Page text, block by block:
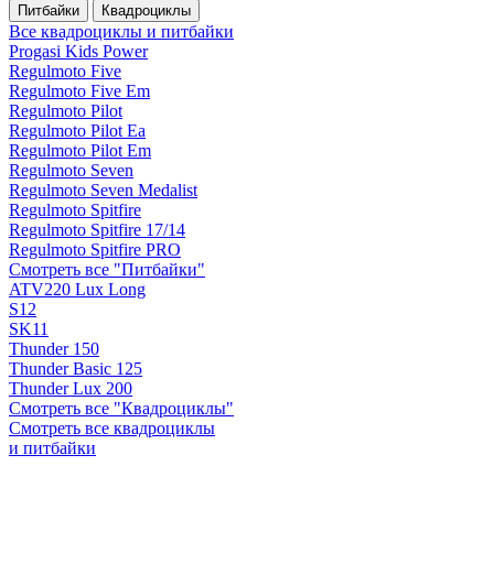
Питбайки Квадроциклы
Все квадроциклы и питбайки
Progasi Kids Power
Regulmoto Five
Regulmoto Five Em
Regulmoto Pilot
Regulmoto Pilot Ea
Regulmoto Pilot Em
Regulmoto Seven
Regulmoto Seven Medalist
Regulmoto Spitfire
Regulmoto Spitfire 17/14
Regulmoto Spitfire PRO
Смотреть все "Питбайки"
ATV220 Lux Long
S12
SK11
Thunder 150
Thunder Basic 125
Thunder Lux 200
Смотреть все "Квадроциклы"
Смотреть все квадроциклы
и питбайки